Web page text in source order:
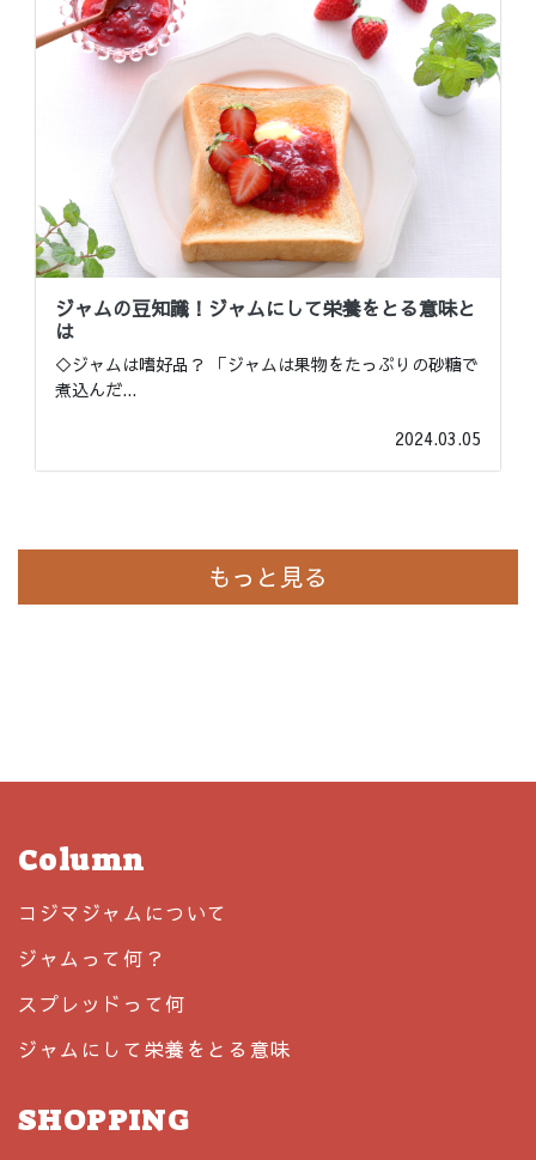
ジャムの豆知識！ジャムにして栄養をとる意味と
は
◇ジャムは嗜好品？ 「ジャムは果物をたっぷりの砂糖で
煮込んだ...
2024.03.05
もっと見る
Column
コジマジャムについて
ジャムって何？
スプレッドって何
ジャムにして栄養をとる意味
SHOPPING